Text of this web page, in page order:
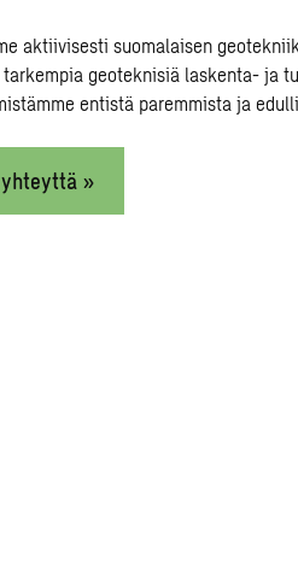
aktiivisesti suomalaisen
geoteknisiä laskenta- ja
entistä paremmista ja
yhteyttä »